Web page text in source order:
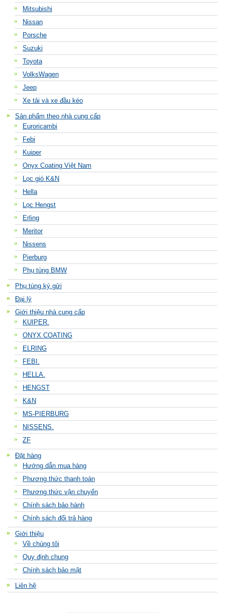
Mitsubishi
Nissan
Porsche
Suzuki
Toyota
VolksWagen
Jeep
Xe tải và xe đầu kéo
Sản phẩm theo nhà cung cấp
Euroricambi
Febi
Kuiper
Onyx Coating Việt Nam
Lọc gió K&N
Hella
Lọc Hengst
Erling
Meritor
Nissens
Pierburg
Phụ tùng BMW
Phụ tùng ký gửi
Đại lý
Giới thiệu nhà cung cấp
KUIPER.
ONYX COATING
ELRING
FEBI.
HELLA.
HENGST
K&N
MS-PIERBURG
NISSENS.
ZF
Đặt hàng
Hướng dẫn mua hàng
Phương thức thanh toán
Phương thức vận chuyển
Chính sách bảo hành
Chính sách đổi trả hàng
Giới thiệu
Về chúng tôi
Quy định chung
Chính sách bảo mật
Liên hệ